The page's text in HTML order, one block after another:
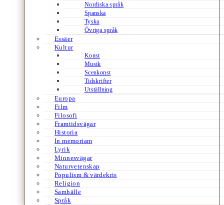
Nordiska språk
Spanska
Tyska
Övriga språk
Essäer
Kultur
Konst
Musik
Scenkonst
Tidskrifter
Utställning
Europa
Film
Filosofi
Framtidsvägar
Historia
In memoriam
Lyrik
Minnesvägar
Naturvetenskap
Populism & värdekris
Religion
Samhälle
Språk